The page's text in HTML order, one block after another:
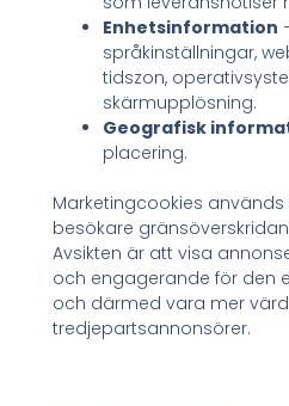
Enhetsinformation
språkinställningar,
tidszon,
skärmupplösning.
Geografisk
placering.
Marketingcookies
besökare
Avsikten är att visa
och engagerande för den
och därmed vara mer
tredjepartsannonsörer.